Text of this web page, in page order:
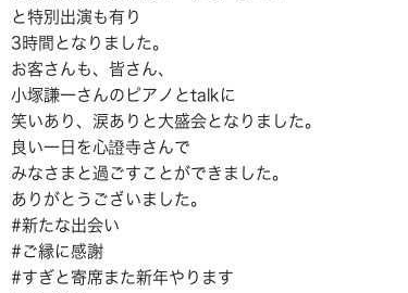
と特別出演も有り
3時間となりました。
お客さんも、皆さん、
小塚謙一さんのピアノとtalkに
笑いあり、涙ありと大盛会となりました。
良い一日を心證寺さんで
みなさまと過ごすことができました。
ありがとうございました。
#新たな出会い
#ご縁に感謝
#すぎと寄席また新年やります